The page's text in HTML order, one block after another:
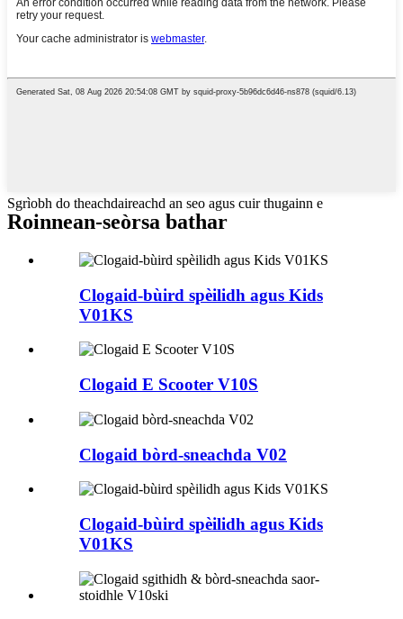
Sgrìobh do theachdaireachd an seo agus cuir thugainn e
Roinnean-seòrsa bathar
Clogaid-bùird spèilidh agus Kids
V01KS
Clogaid E Scooter V10S
Clogaid bòrd-sneachda V02
Clogaid-bùird spèilidh agus Kids
V01KS